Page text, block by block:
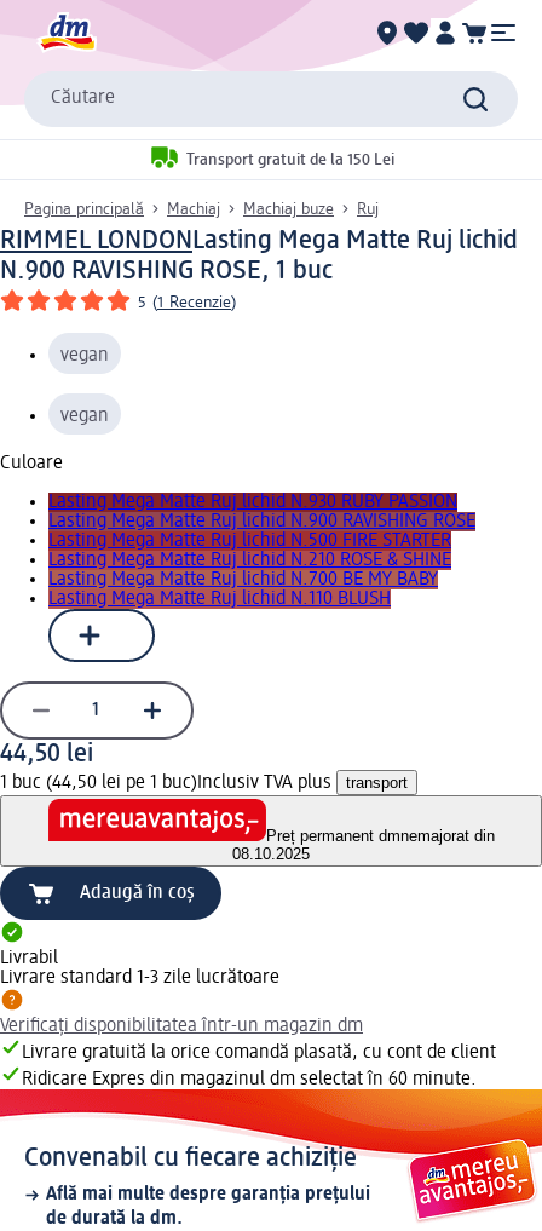
Căutare
Transport gratuit de la 150 Lei
Pagina principală Machiaj Machiaj buze Ruj
RIMMEL LONDONLasting Mega Matte Ruj lichid
N.900 RAVISHING ROSE, 1 buc
5 (1 Recenzie)
vegan
vegan
Culoare
Lasting Mega Matte Ruj lichid N.930 RUBY PASSION
Lasting Mega Matte Ruj lichid N.900 RAVISHING ROSE
Lasting Mega Matte Ruj lichid N.500 FIRE STARTER
Lasting Mega Matte Ruj lichid N.210 ROSE & SHINE
Lasting Mega Matte Ruj lichid N.700 BE MY BABY
Lasting Mega Matte Ruj lichid N.110 BLUSH
44,50 lei
1 buc (44,50 lei pe 1 buc) Inclusiv TVA plus transport
Preț permanent dmnemajorat din
08.10.2025
Adaugă în coș
Livrabil
Livrare standard 1-3 zile lucrătoare
Verificați disponibilitatea într-un magazin dm
Livrare gratuită la orice comandă plasată, cu cont de client
Ridicare Expres din magazinul dm selectat în 60 minute.
Convenabil cu fiecare achiziție
Află mai multe despre garanția prețului
de durată la dm.